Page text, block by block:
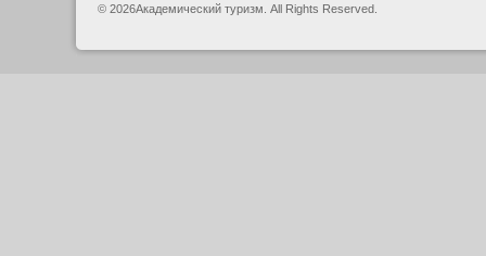
© 2026Академический туризм. All Rights Reserved.